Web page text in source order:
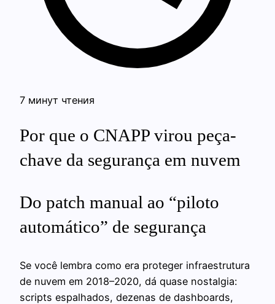
7 минут чтения
Por que o CNAPP virou peça-
chave da segurança em nuvem
Do patch manual ao “piloto
automático” de segurança
Se você lembra como era proteger infraestrutura
de nuvem em 2018–2020, dá quase nostalgia:
scripts espalhados, dezenas de dashboards,